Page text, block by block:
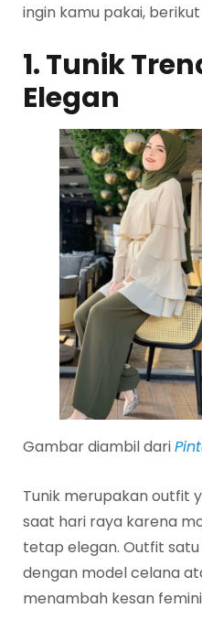
ingin kamu pakai,
1. Tunik
Elegan
Gambar diambil dari
Tunik merupakan outfit
saat hari raya karena
tetap elegan. Outfit
dengan model celana
menambah kesan